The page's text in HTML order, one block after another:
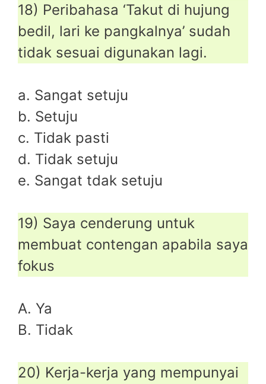
18) Peribahasa ‘Takut di hujung
bedil, lari ke pangkalnya’ sudah
tidak sesuai digunakan lagi.
a. Sangat setuju
b. Setuju
c. Tidak pasti
d. Tidak setuju
e. Sangat tdak setuju
19) Saya cenderung untuk
membuat contengan apabila saya
fokus
A. Ya
B. Tidak
20) Kerja-kerja yang mempunyai